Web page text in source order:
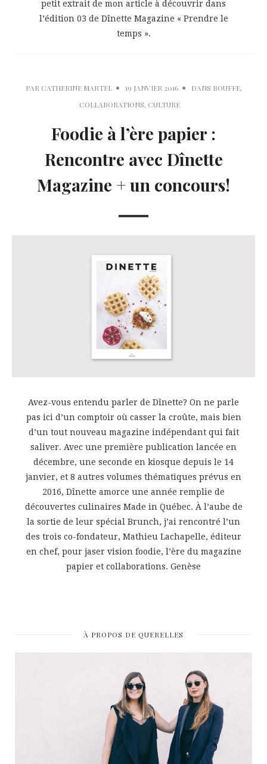
petit extrait de mon article à découvrir dans
l’édition 03 de Dînette Magazine « Prendre le
temps ».
PAR CATHERINE MARTEL 19 JANVIER 2016 DANS BOUFFE,
COLLABORATIONS, CULTURE
Foodie à l’ère papier :
Rencontre avec Dînette
Magazine + un concours!
Avez-vous entendu parler de Dînette? On ne parle
pas ici d’un comptoir où casser la croûte, mais bien
d’un tout nouveau magazine indépendant qui fait
saliver. Avec une première publication lancée en
décembre, une seconde en kiosque depuis le 14
janvier, et 8 autres volumes thématiques prévus en
2016, Dînette amorce une année remplie de
découvertes culinaires Made in Québec. À l’aube de
la sortie de leur spécial Brunch, j’ai rencontré l’un
des trois co-fondateur, Mathieu Lachapelle, éditeur
en chef, pour jaser vision foodie, l’ère du magazine
papier et collaborations. Genèse
À PROPOS DE QUERELLES